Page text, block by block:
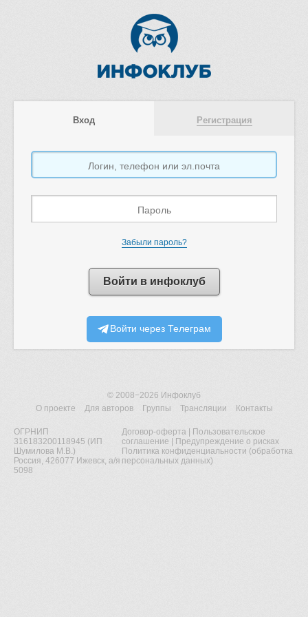
Вход Регистрация
Забыли пароль?
Войти в инфоклуб
Войти через Телеграм
© 2008−2026 Инфоклуб
О проекте
Для авторов Группы Трансляции Контакты
ОГРНИП
316183200118945 (ИП
Шумилова М.В.)
Россия, 426077 Ижевск, а/я
5098
Договор-оферта
Пользовательское
соглашение
Предупреждение о рисках
Политика конфиденциальности (обработка
персональных данных)